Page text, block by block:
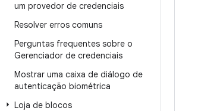
um provedor de credenciais
Resolver erros comuns
Perguntas frequentes sobre o
Gerenciador de credenciais
Mostrar uma caixa de diálogo de
autenticação biométrica
Loja de blocos